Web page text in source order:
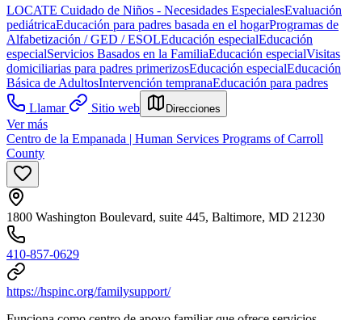
LOCATE Cuidado de Niños - Necesidades EspecialesEvaluación
pediátricaEducación para padres basada en el hogarProgramas de
Alfabetización / GED / ESOLEducación especialEducación
especialServicios Basados en la FamiliaEducación especialVisitas
domiciliarias para padres primerizosEducación especialEducación
Básica de AdultosIntervención tempranaEducación para padres
Llamar
Sitio web Direcciones
Ver más
Centro de la Empanada | Human Services Programs of Carroll
County
1800 Washington Boulevard, suite 445, Baltimore, MD 21230
410-857-0629
https://hspinc.org/familysupport/